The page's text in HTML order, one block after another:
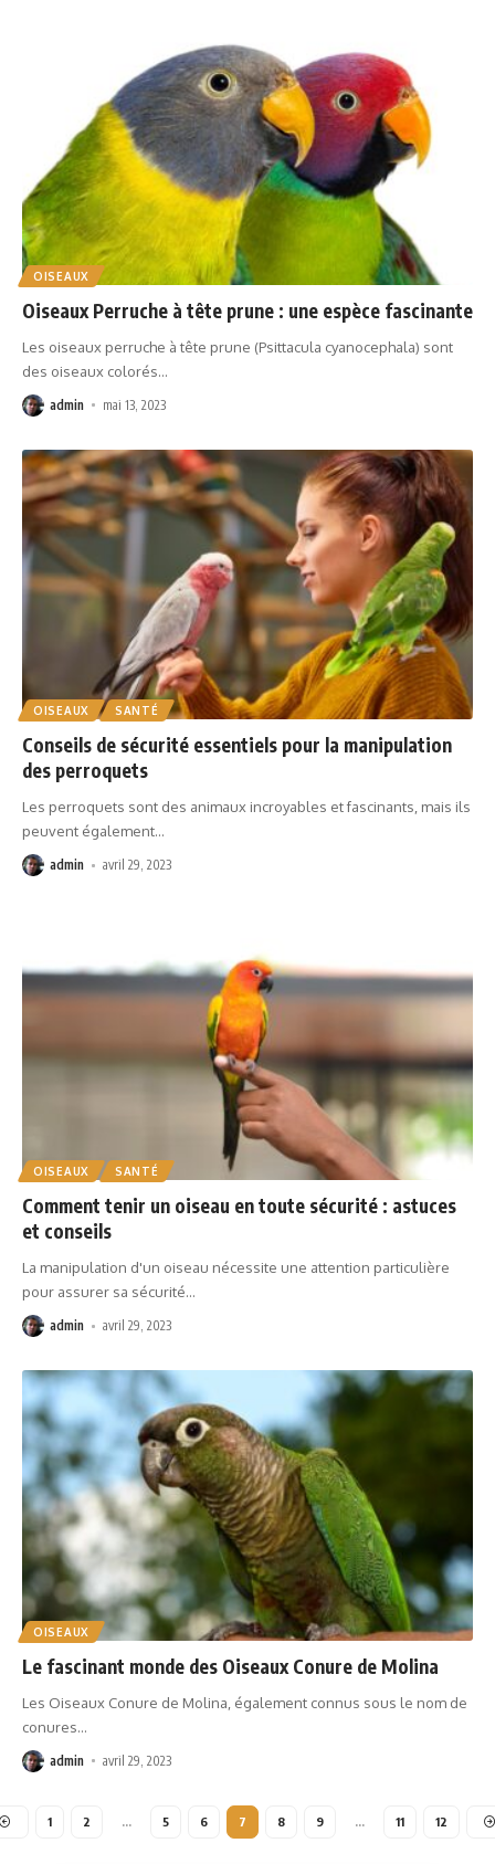
OISEAUX
Oiseaux Perruche à tête prune : une espèce fascinante
Les oiseaux perruche à tête prune (Psittacula cyanocephala) sont
des oiseaux colorés…
admin mai 13, 2023
OISEAUX SANTÉ
Conseils de sécurité essentiels pour la manipulation
des perroquets
Les perroquets sont des animaux incroyables et fascinants, mais ils
peuvent également…
admin avril 29, 2023
OISEAUX SANTÉ
Comment tenir un oiseau en toute sécurité : astuces
et conseils
La manipulation d'un oiseau nécessite une attention particulière
pour assurer sa sécurité…
admin avril 29, 2023
OISEAUX
Le fascinant monde des Oiseaux Conure de Molina
Les Oiseaux Conure de Molina, également connus sous le nom de
conures…
admin avril 29, 2023
1 2 … 5 6 7 8 9 … 11 12